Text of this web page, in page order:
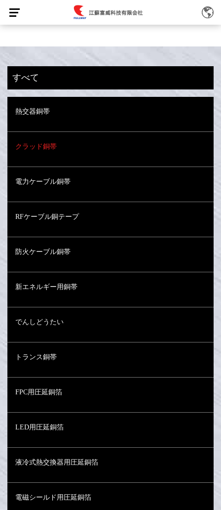
すべて
熱交器銅帯
クラッド銅帯
電力ケーブル銅帯
RFケーブル銅テープ
防火ケーブル銅帯
新エネルギー用銅帯
でんしどうたい
トランス銅帯
FPC用圧延銅箔
LED用圧延銅箔
液冷式熱交換器用圧延銅箔
電磁シールド用圧延銅箔